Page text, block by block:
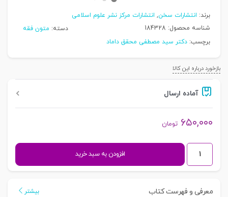
برند: انتشارات سخن, انتشارات مرکز نشر علوم اسلامی
شناسه محصول: 184328 دسته: متون فقه
برچسب: دکتر سید مصطفی محقق داماد
بازخورد درباره این کالا
آماده ارسال
۶۵۰,۰۰۰ تومان
نظریه
ممنوعیت
استفاده
افزودن به سبد خرید
معرفی و فهرست کتاب بیشتر